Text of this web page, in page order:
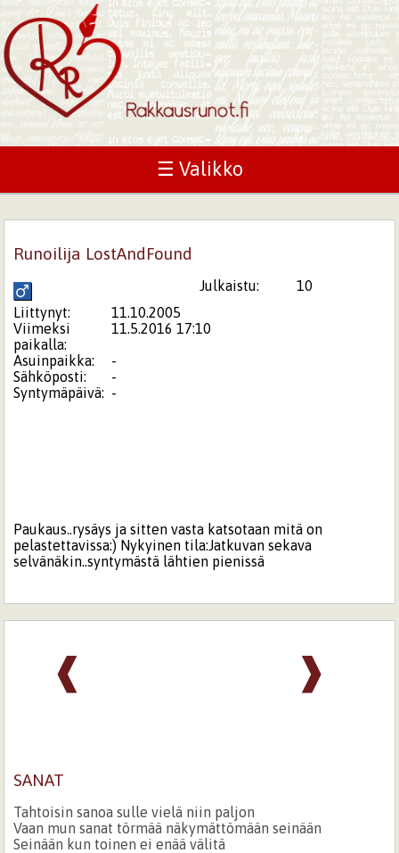
☰ Valikko
Runoilija LostAndFound
Julkaistu:
10
Liittynyt:
11.10.2005
Viimeksi
paikalla:
11.5.2016 17:10
Asuinpaikka:
-
Sähköposti:
-
Syntymäpäivä: -
Paukaus..rysäys ja sitten vasta katsotaan mitä on
pelastettavissa:) Nykyinen tila:Jatkuvan sekava
selvänäkin..syntymästä lähtien pienissä
❱
❰
SANAT
Tahtoisin sanoa sulle vielä niin paljon
Vaan mun sanat törmää näkymättömään seinään
Seinään kun toinen ei enää välitä